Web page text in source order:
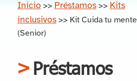
Inicio >> Préstamos >> Kits
inclusivos >> Kit Cuida tu mente
(Senior)
Préstamos